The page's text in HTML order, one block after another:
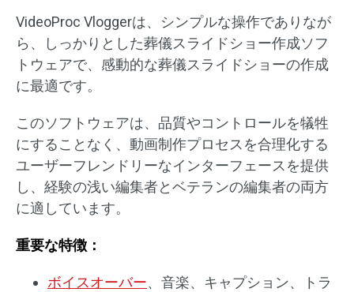
VideoProc Vloggerは、シンプルな操作でありなが
ら、しっかりとした葬儀スライドショー作成ソフ
トウェアで、感動的な葬儀スライドショーの作成
に最適です。
このソフトウェアは、品質やコントロールを犠牲
にすることなく、動画制作プロセスを合理化する
ユーザーフレンドリーなインターフェースを提供
し、経験の浅い編集者とベテランの編集者の両方
に適しています。
重要な特徴：
ボイスオーバー、音楽、キャプション、トラ